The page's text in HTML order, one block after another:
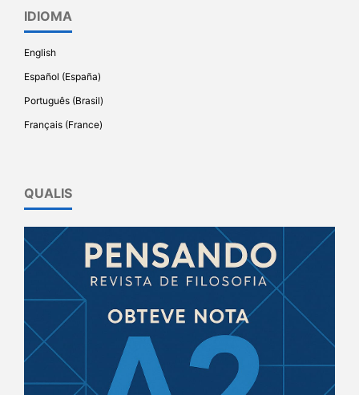
IDIOMA
English
Español (España)
Português (Brasil)
Français (France)
QUALIS